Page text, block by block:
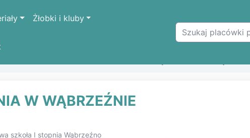
Żłobki i kluby
W WĄBRZEŹNIE
szkoła I stopnia Wąbrzeźno